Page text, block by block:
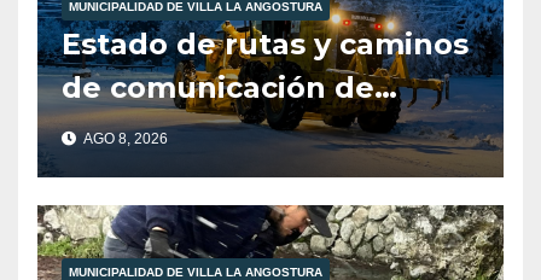
MUNICIPALIDAD DE VILLA LA ANGOSTURA
Estado de rutas y caminos
de comunicación de
nuestra localidad
AGO 8, 2026
MUNICIPALIDAD DE VILLA LA ANGOSTURA